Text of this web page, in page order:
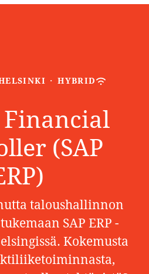
· HYBRID
Financial
(SAP
taloushallinnon
SAP ERP -
Kokemusta